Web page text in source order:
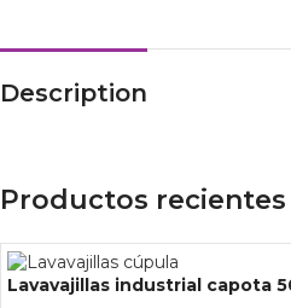
Description
Productos recientes
Lavavajillas industrial capota